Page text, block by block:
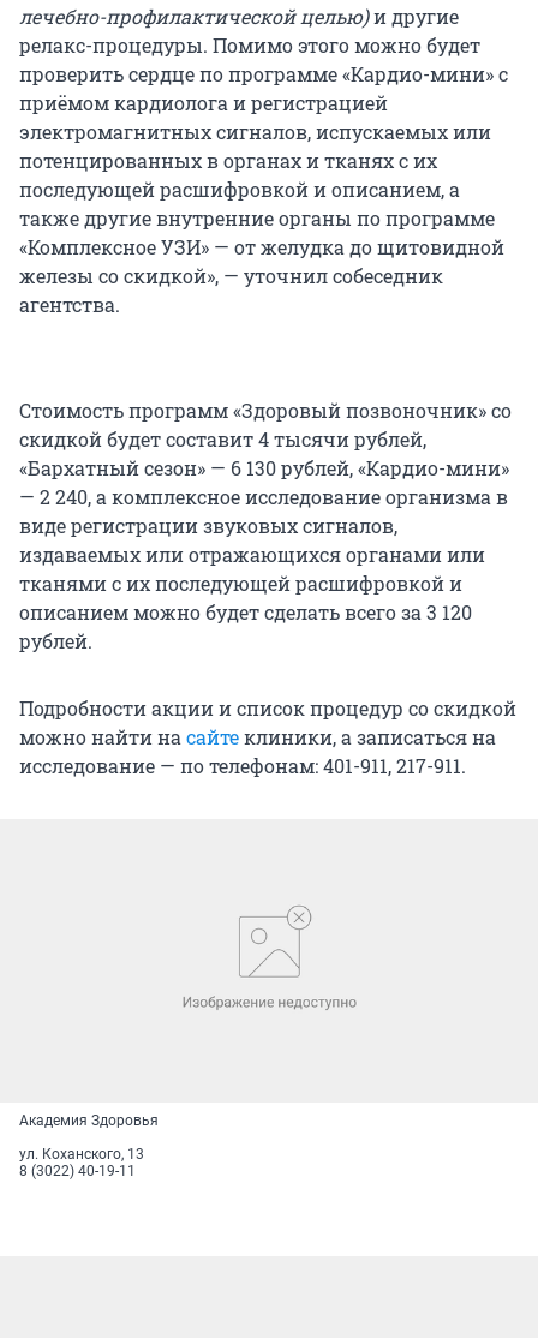
лечебно-профилактической целью)и другие
релакс-процедуры. Помимо этого можно будет
проверить сердце по программе «Кардио-мини» с
приёмом кардиолога и регистрацией
электромагнитных сигналов, испускаемых или
потенцированных в органах и тканях с их
последующей расшифровкой и описанием, а
также другие внутренние органы по программе
«Комплексное УЗИ» — от желудка до щитовидной
железы со скидкой», — уточнил собеседник
агентства.
Стоимость программ «Здоровый позвоночник» со
скидкой будет составит 4 тысячи рублей,
«Бархатный сезон» — 6 130 рублей, «Кардио-мини»
— 2 240, а комплексное исследование организма в
виде регистрации звуковых сигналов,
издаваемых или отражающихся органами или
тканями с их последующей расшифровкой и
описанием можно будет сделать всего за 3 120
рублей.
Подробности акции и список процедур со скидкой
можно найти на сайтеклиники, а записаться на
исследование — по телефонам: 401-911, 217-911.
Академия Здоровья
ул. Коханского, 13
8 (3022) 40-19-11